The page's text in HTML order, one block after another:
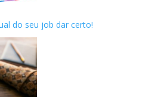
do seu job dar certo!